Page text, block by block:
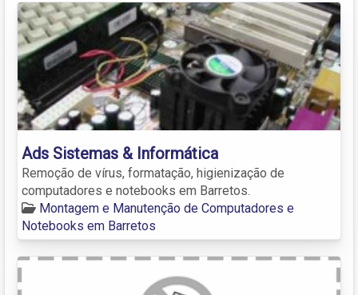
Ads Sistemas & Informática
Remoção de vírus, formatação, higienização de
computadores e notebooks em Barretos.
Montagem e Manutenção de Computadores e
Notebooks em Barretos